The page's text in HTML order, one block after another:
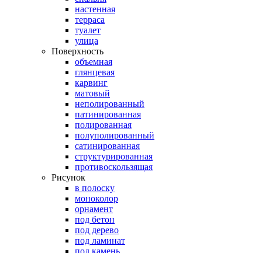
настенная
терраса
туалет
улица
Поверхность
объемная
глянцевая
карвинг
матовый
неполированный
патинированная
полированная
полуполированный
сатинированная
структурированная
противоскользящая
Рисунок
в полоску
моноколор
орнамент
под бетон
под дерево
под ламинат
под камень